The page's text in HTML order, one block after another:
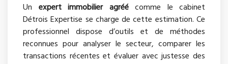
Un expert immobilier agréécomme le cabinet
Détrois Expertise se charge de cette estimation. Ce
professionnel dispose d’outils et de méthodes
reconnues pour analyser le secteur, comparer les
transactions récentes et évaluer avec justesse des